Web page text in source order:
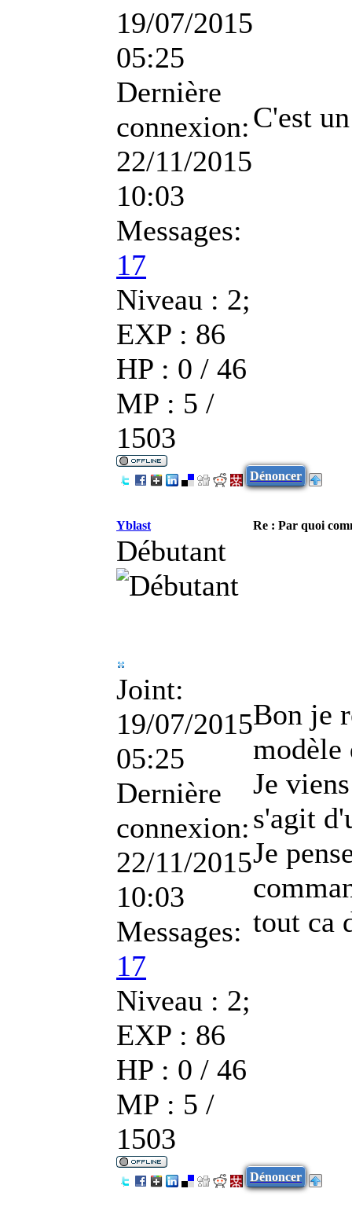
19/07/2015
05:25
Dernière
connexion:
22/11/2015
10:03
Messages:
17
Niveau : 2;
EXP : 86
HP : 0 / 46
MP : 5 /
1503
C'est
Dénoncer
Yblast Re : Par quoi
Débutant
Joint:
19/07/2015
05:25
Dernière
connexion:
22/11/2015
10:03
Messages:
17
Niveau : 2;
EXP : 86
HP : 0 / 46
MP : 5 /
1503
Bon je
modèle
Je
s'agit
Je
tout ca
Dénoncer